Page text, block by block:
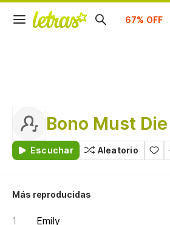
Suscríbete
Bono Must Die
Escuchar Aleatorio
Más reproducidas
Emily